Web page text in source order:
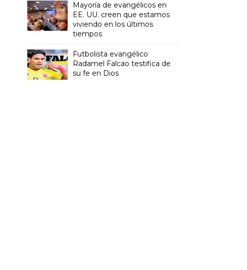
Mayoría de evangélicos en
EE. UU. creen que estamos
viviendo en los últimos
tiempos
Futbolista evangélico
Radamel Falcao testifica de
su fe en Dios